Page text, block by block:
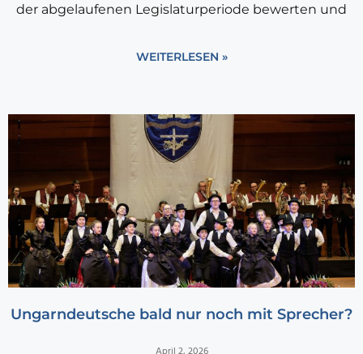
der abgelaufenen Legislaturperiode bewerten und
WEITERLESEN »
Ungarndeutsche bald nur noch mit Sprecher?